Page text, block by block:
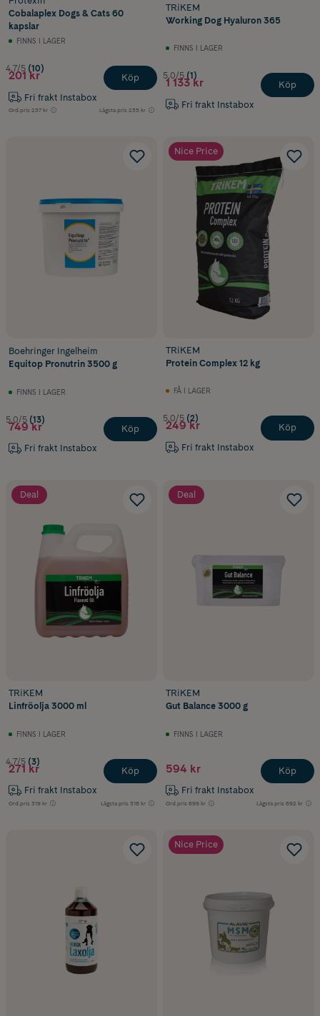
Cobalaplex Dogs & Cats 60
kapslar
FINNS I LAGER
4.7/5 (10)
201 kr
Fri frakt Instabox
Ord.pris 237 kr Lägsta pris 235 kr
Köp
TRiKEM
Working Dog Hyaluron 365
FINNS I LAGER
5.0/5 (1)
1 133 kr
Fri frakt Instabox
Köp
Boehringer Ingelheim
Equitop Pronutrin 3500 g
FINNS I LAGER
5.0/5 (13)
749 kr
Fri frakt Instabox
Köp
Nice Price
TRiKEM
Protein Complex 12 kg
FÅ I LAGER
5.0/5 (2)
249 kr
Fri frakt Instabox
Köp
Deal
TRiKEM
Linfröolja 3000 ml
FINNS I LAGER
4.7/5 (3)
271 kr
Fri frakt Instabox
Ord.pris 319 kr Lägsta pris 316 kr
Köp
Deal
TRiKEM
Gut Balance 3000 g
FINNS I LAGER
594 kr
Fri frakt Instabox
Ord.pris 699 kr Lägsta pris 692 kr
Köp
Nice Price